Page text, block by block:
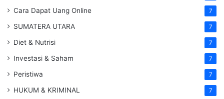
Cara Dapat Uang Online 7
SUMATERA UTARA 7
Diet & Nutrisi 7
Investasi & Saham 7
Peristiwa 7
HUKUM & KRIMINAL 7